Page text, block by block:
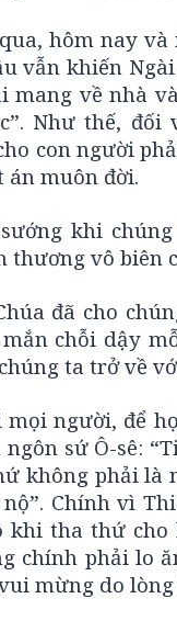
hôm nay
vẫn khiến
mang về nhà
Như thế, đối
con người
muôn đời.
khi
vô biên
đã cho
chỗi dậy
ta trở về
mọi người, để
sứ Ô-sê:
không phải
Chính vì
tha thứ cho
chính phải lo
mừng do